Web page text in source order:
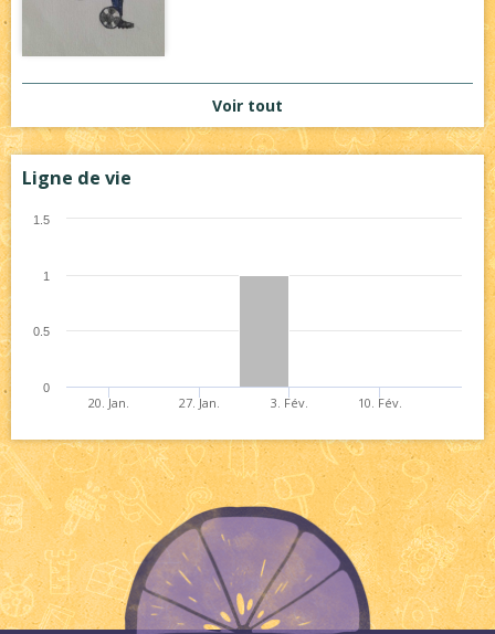
Voir tout
Ligne de vie
20. Jan. 27. Jan. 3. Fév. 10. Fév.
0
0.5
1
1.5